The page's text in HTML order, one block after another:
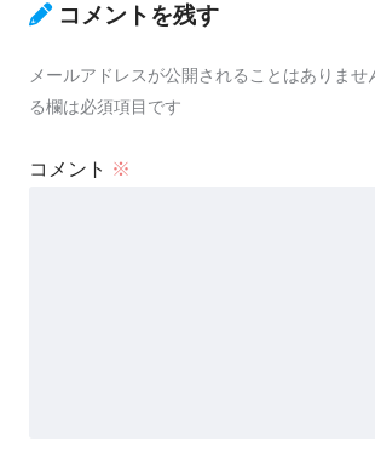
コメントを残す
メールアドレスが公開されることはありませ
る欄は必須項目です
コメント ※